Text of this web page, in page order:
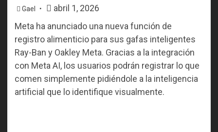
Gael
abril 1, 2026
Meta ha anunciado una nueva función de
registro alimenticio para sus gafas inteligentes
Ray-Ban y Oakley Meta. Gracias a la integración
con Meta AI, los usuarios podrán registrar lo que
comen simplemente pidiéndole a la inteligencia
artificial que lo identifique visualmente.